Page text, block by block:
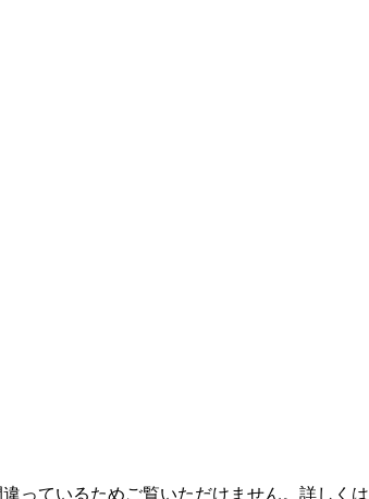
っているためご覧いただけません。詳しくは